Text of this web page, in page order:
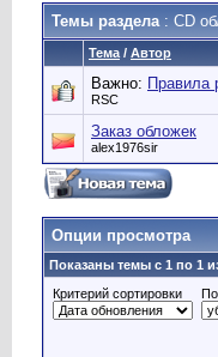
Темы раздела: CD
Тема / Автор
Важно: Правила
RSC
Заказ обложек
alex1976sir
Опции просмотра
Показаны темы с 1 по 1
Критерий сортировки